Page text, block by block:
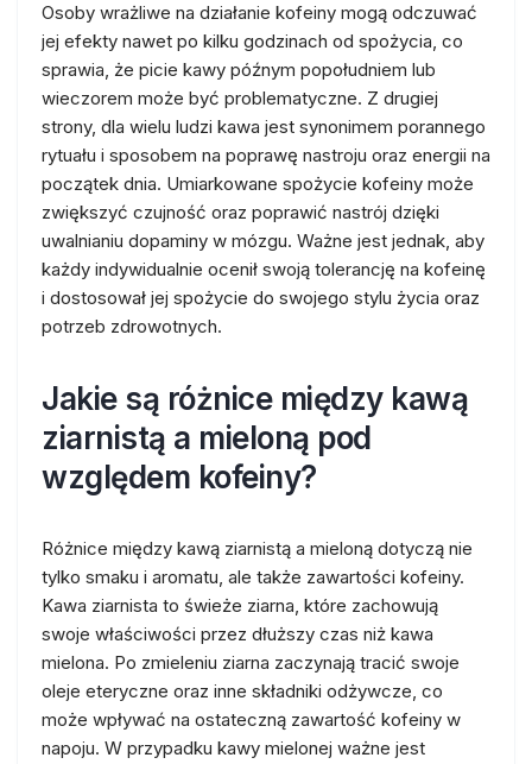
Osoby wrażliwe na działanie kofeiny mogą odczuwać
jej efekty nawet po kilku godzinach od spożycia, co
sprawia, że picie kawy późnym popołudniem lub
wieczorem może być problematyczne. Z drugiej
strony, dla wielu ludzi kawa jest synonimem porannego
rytuału i sposobem na poprawę nastroju oraz energii na
początek dnia. Umiarkowane spożycie kofeiny może
zwiększyć czujność oraz poprawić nastrój dzięki
uwalnianiu dopaminy w mózgu. Ważne jest jednak, aby
każdy indywidualnie ocenił swoją tolerancję na kofeinę
i dostosował jej spożycie do swojego stylu życia oraz
potrzeb zdrowotnych.
Jakie są różnice między kawą
ziarnistą a mieloną pod
względem kofeiny?
Różnice między kawą ziarnistą a mieloną dotyczą nie
tylko smaku i aromatu, ale także zawartości kofeiny.
Kawa ziarnista to świeże ziarna, które zachowują
swoje właściwości przez dłuższy czas niż kawa
mielona. Po zmieleniu ziarna zaczynają tracić swoje
oleje eteryczne oraz inne składniki odżywcze, co
może wpływać na ostateczną zawartość kofeiny w
napoju. W przypadku kawy mielonej ważne jest